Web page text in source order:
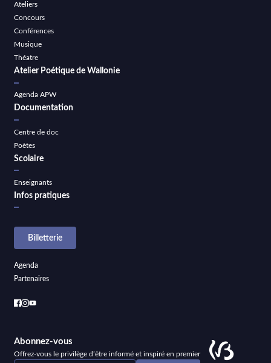
Ateliers
Concours
Conférences
Musique
Théatre
Atelier Poétique de Wallonie
Agenda APW
Documentation
Centre de doc
Poètes
Scolaire
Enseignants
Infos pratiques
Billetterie
Agenda
Partenaires
Abonnez-vous
Offrez-vous le privilège d’être informé et inspiré en premier